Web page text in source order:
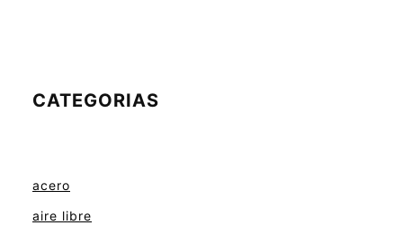
CATEGORIAS
acero
aire libre